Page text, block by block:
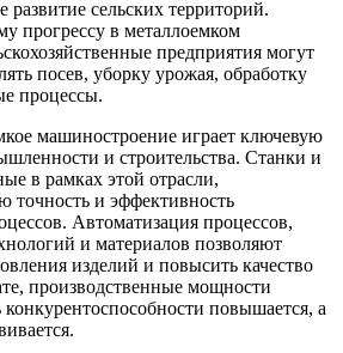
развитие сельских территорий.
прогрессу в металлоемком
предприятия могут
посев, уборку урожая, обработку
процессы.
машиностроение играет ключевую
и строительства. Станки и
в рамках этой отрасли,
точность и эффективность
Автоматизация процессов,
и материалов позволяют
изделий и повысить качество
производственные мощности
повышается, а